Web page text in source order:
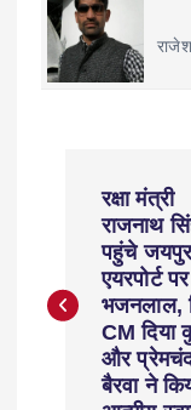
रक्षा मंत्री
राजनाथ
पहुंचे
एयरपोर्ट
भजनलाल,
CM दिया
और
बैरवा ने